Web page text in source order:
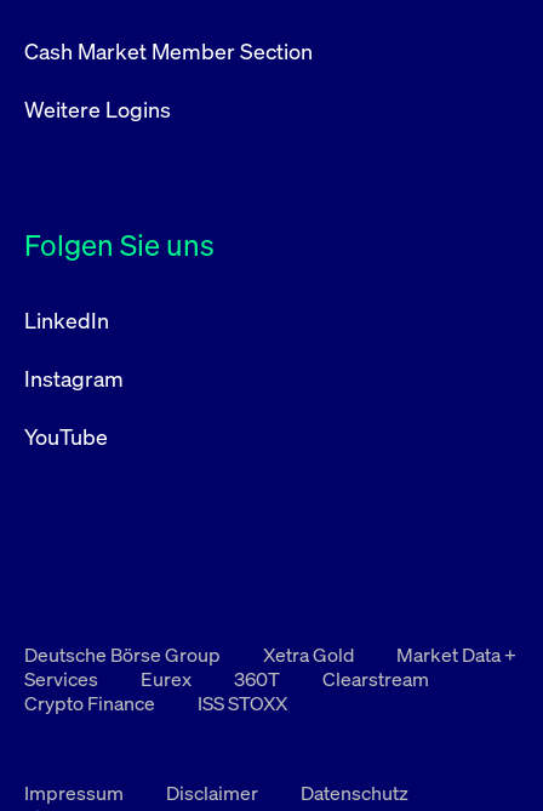
Cash Market Member Section
Weitere Logins
Folgen Sie uns
LinkedIn
Instagram
YouTube
Deutsche Börse Group Xetra Gold
Market Data +
Services
Eurex 360T
Clearstream
Crypto Finance
ISS STOXX
Impressum Disclaimer
Datenschutz